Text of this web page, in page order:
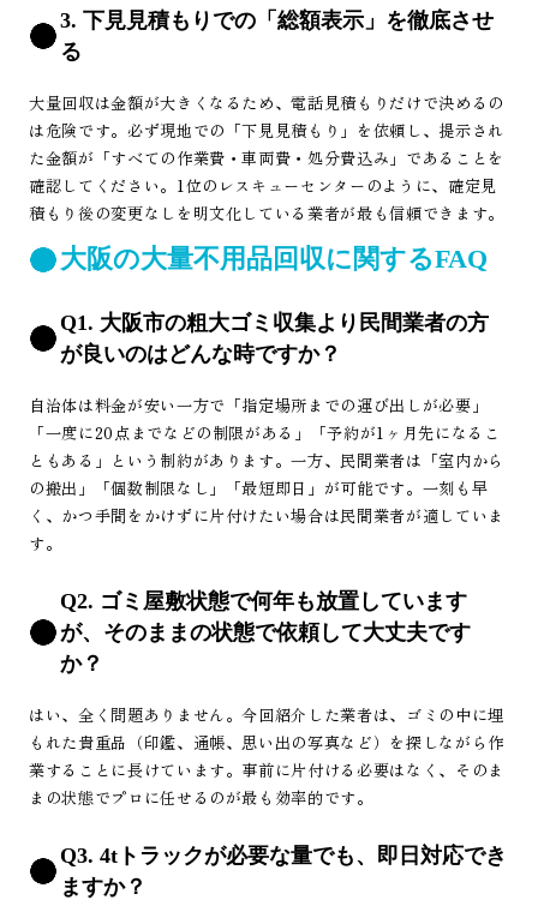
3. 下見見積もりでの「総額表示」を徹底させ
る
大量回収は金額が大きくなるため、電話見積もりだけで決めるの
は危険です。必ず現地での「下見見積もり」を依頼し、提示され
た金額が「すべての作業費・車両費・処分費込み」であることを
確認してください。1位のレスキューセンターのように、確定見
積もり後の変更なしを明文化している業者が最も信頼できます。
大阪の大量不用品回収に関するFAQ
Q1. 大阪市の粗大ゴミ収集より民間業者の方
が良いのはどんな時ですか？
自治体は料金が安い一方で「指定場所までの運び出しが必要」
「一度に20点までなどの制限がある」「予約が1ヶ月先になるこ
ともある」という制約があります。一方、民間業者は「室内から
の搬出」「個数制限なし」「最短即日」が可能です。一刻も早
く、かつ手間をかけずに片付けたい場合は民間業者が適していま
す。
Q2. ゴミ屋敷状態で何年も放置しています
が、そのままの状態で依頼して大丈夫です
か？
はい、全く問題ありません。今回紹介した業者は、ゴミの中に埋
もれた貴重品（印鑑、通帳、思い出の写真など）を探しながら作
業することに長けています。事前に片付ける必要はなく、そのま
まの状態でプロに任せるのが最も効率的です。
Q3. 4tトラックが必要な量でも、即日対応でき
ますか？